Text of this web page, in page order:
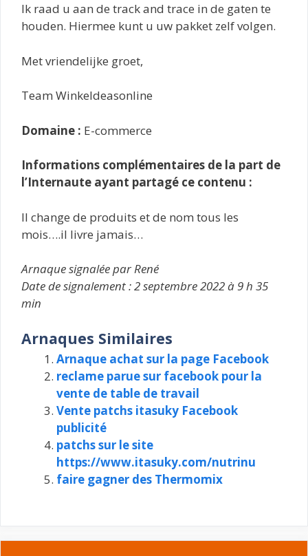
Ik raad u aan de track and trace in de gaten te
houden. Hiermee kunt u uw pakket zelf volgen.
Met vriendelijke groet,
Team Winkeldeasonline
Domaine : E-commerce
Informations complémentaires de la part de
l’Internaute ayant partagé ce contenu :
Il change de produits et de nom tous les
mois….il livre jamais…
Arnaque signalée par René
Date de signalement : 2 septembre 2022 à 9 h 35
min
Arnaques Similaires
Arnaque achat sur la page Facebook
reclame parue sur facebook pour la
vente de table de travail
Vente patchs itasuky Facebook
publicité
patchs sur le site
https://www.itasuky.com/nutrinu
faire gagner des Thermomix